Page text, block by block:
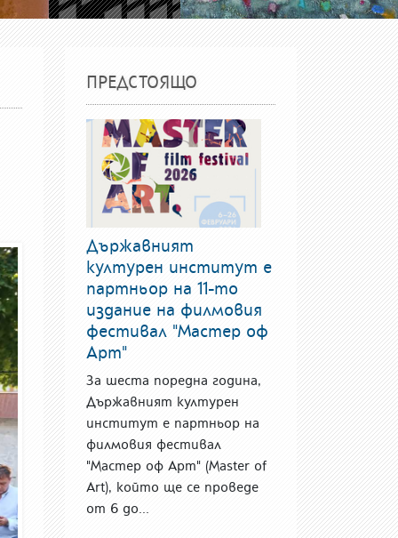
ПРЕДСТОЯЩО
Държавният
културен институт е
партньор на 11-то
издание на филмовия
фестивал "Мастер оф
Арт"
За шеста поредна година,
Държавният културен
институт е партньор на
филмовия фестивал
"Мастер оф Арт" (Master of
Art), който ще се проведе
от 6 до...